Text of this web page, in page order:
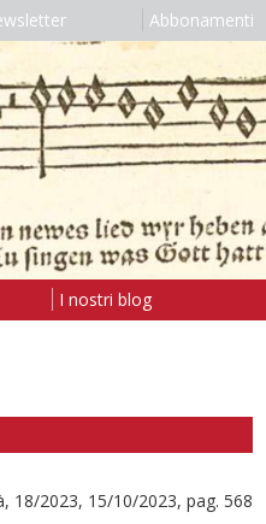
Abbonamenti
I nostri blog
18/2023, 15/10/2023, pag. 568